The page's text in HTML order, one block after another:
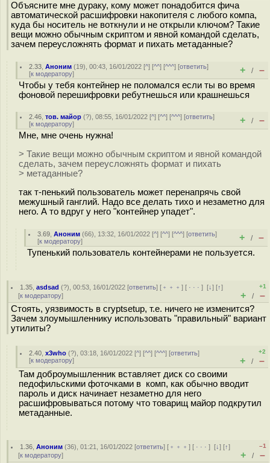
Объясните мне дураку, кому может понадобится фича
автоматической расшифровки накопителя с любого компа,
куда бы носитель не воткнули и не открыли ключом? Такие
вещи можно обычным скриптом и явной командой сделать,
зачем переусложнять формат и пихать метаданные?
2.33 ,Аноним (19), 00:43, 16/01/2022 [^] [^^] [^^^] [ответить]
[к модератору] + / –
Чтобы у тебя контейнер не поломался если ты во время
фоновой перешифровки ребутнешься или крашнешься
2.46 ,тов. майор (?), 08:55, 16/01/2022 [^] [^^] [^^^] [ответить]
[к модератору] + / –
Мне, мне очень нужна!
> Такие вещи можно обычным скриптом и явной командой
сделать, зачем переусложнять формат и пихать
> метаданные?
так т-пенький пользователь может перенапрячь свой
межушный ганглий. Надо все делать тихо и незаметно для
него. А то вдруг у него "контейнер упадет".
3.69 ,Аноним (66), 13:32, 16/01/2022 [^] [^^] [^^^] [ответить]
[к модератору] + / –
Тупенький пользователь контейнерами не пользуется.
1.35 ,asdsad (?), 00:53, 16/01/2022 [ответить] [ ﹢﹢﹢] [ · · ·][↓] [↑]
[к модератору]
+1
+ / –
Стоять, уязвимость в cryptsetup, т.е. ничего не изменится?
Зачем злоумышленнику использовать "правильный" вариант
утилиты?
2.40 ,x3who (?), 03:18, 16/01/2022 [^] [^^] [^^^] [ответить]
[к модератору]
+2
+ / –
Там доброумышленник вставляет диск со своими
педофильскими фоточками в комп, как обычно вводит
пароль и диск начинает незаметно для него
расшифровываться потому что товарищ майор подкрутил
метаданные.
1.36 ,Аноним (36), 01:21, 16/01/2022 [ответить] [ ﹢﹢﹢] [ · · ·][↓] [↑]
[к модератору]
–1
+ / –